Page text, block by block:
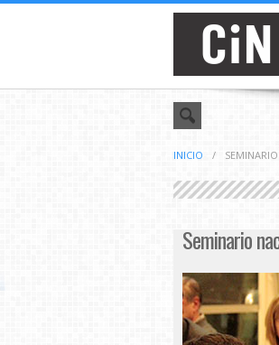
INICIO / SEMINARIO
Seminario